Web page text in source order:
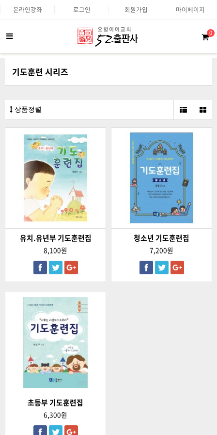
온라인강좌 로그인 회원가입 마이페이지
0
기도훈련 시리즈
상품정렬
유치.유년부 기도훈련집
8,100원
청소년 기도훈련집
7,200원
초등부 기도훈련집
6,300원